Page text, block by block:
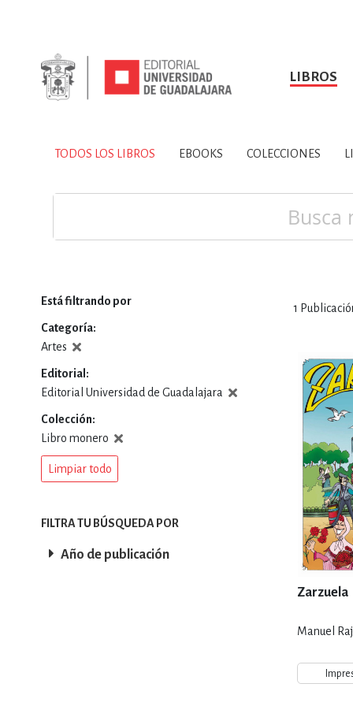
LIBROS
TODOS LOS LIBROS
SOBRE NOSOTROS HISTORIA
CIENCIAS DE LA
DEPORTES Y
ESTILOS DE
INFANTILES,
TODOS LOS LIBROS EBOOKS COLECCIONES
1
Zarzuela
Manuel
Está filtrando por
Categoría
Artes
Editorial
Editorial Universidad de Guadalajara
Colección
Libro monero
Limpiar todo
FILTRA TU BÚSQUEDA POR
Año de publicación